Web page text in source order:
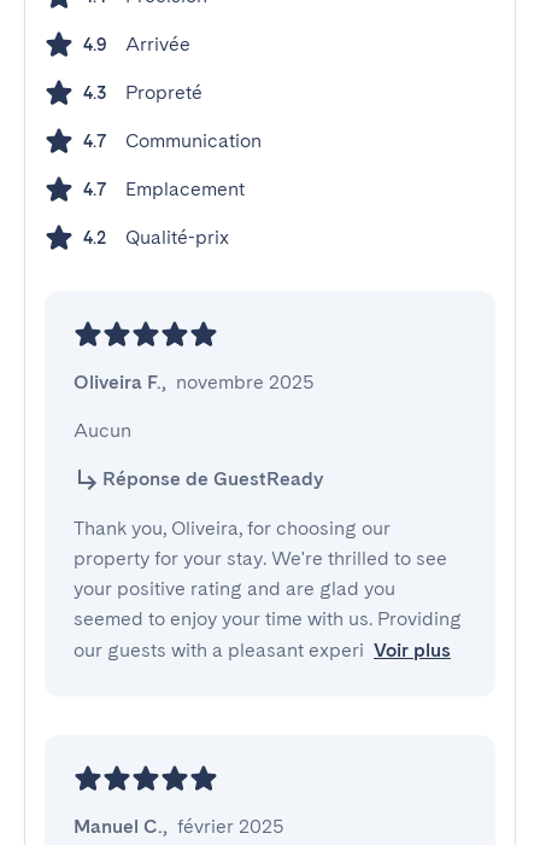
4.9 Arrivée
4.3 Propreté
4.7 Communication
4.7 Emplacement
4.2 Qualité-prix
Oliveira F., novembre 2025
Aucun
Réponse de GuestReady
Thank you, Oliveira, for choosing our
property for your stay. We're thrilled to see
your positive rating and are glad you
seemed to enjoy your time with us. Providing
our guests with a pleasant experi Voir plus
Manuel C., février 2025